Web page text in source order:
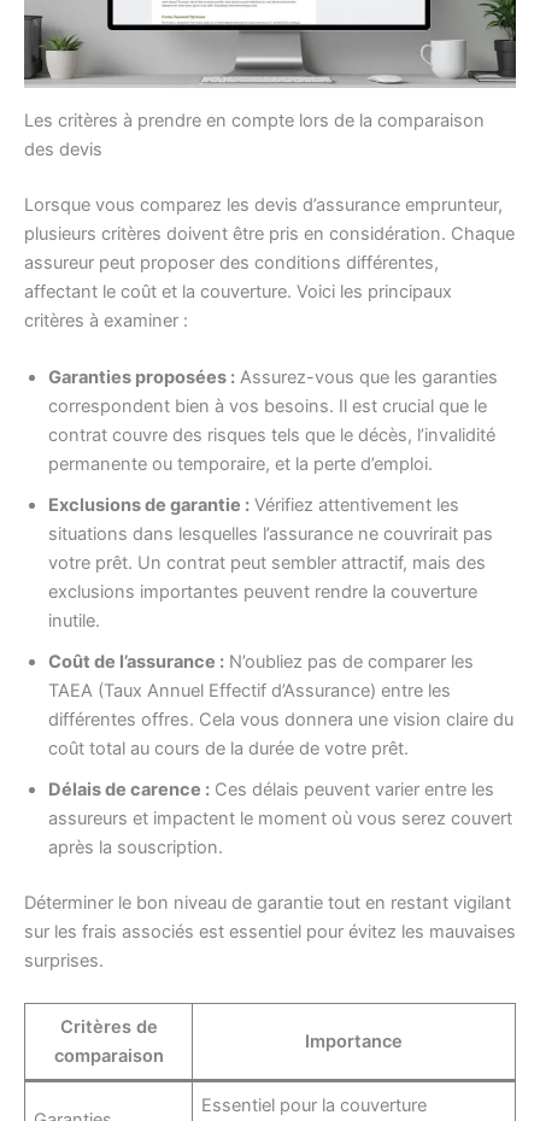
Les critères à prendre en compte lors de la comparaison
des devis
Lorsque vous comparez les devis d’assurance emprunteur,
plusieurs critères doivent être pris en considération. Chaque
assureur peut proposer des conditions différentes,
affectant le coût et la couverture. Voici les principaux
critères à examiner :
Garanties proposées : Assurez-vous que les garanties
correspondent bien à vos besoins. Il est crucial que le
contrat couvre des risques tels que le décès, l’invalidité
permanente ou temporaire, et la perte d’emploi.
Exclusions de garantie : Vérifiez attentivement les
situations dans lesquelles l’assurance ne couvrirait pas
votre prêt. Un contrat peut sembler attractif, mais des
exclusions importantes peuvent rendre la couverture
inutile.
Coût de l’assurance : N’oubliez pas de comparer les
TAEA (Taux Annuel Effectif d’Assurance) entre les
différentes offres. Cela vous donnera une vision claire du
coût total au cours de la durée de votre prêt.
Délais de carence : Ces délais peuvent varier entre les
assureurs et impactent le moment où vous serez couvert
après la souscription.
Déterminer le bon niveau de garantie tout en restant vigilant
sur les frais associés est essentiel pour évitez les mauvaises
surprises.
Critères de
comparaison
Importance
Essentiel pour la couverture